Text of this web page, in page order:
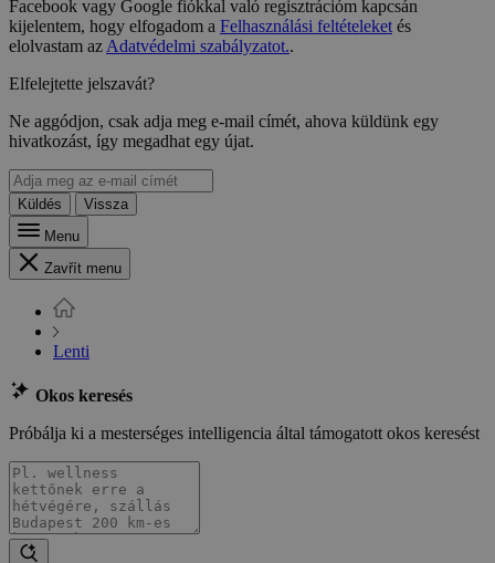
Facebook vagy Google fiókkal való regisztrációm kapcsán
kijelentem, hogy elfogadom a Felhasználási feltételeketés
elolvastam azAdatvédelmi szabályzatot..
Elfelejtette jelszavát?
Ne aggódjon, csak adja meg e-mail címét, ahova küldünk egy
hivatkozást, így megadhat egy újat.
Küldés
Vissza
Menu
Zavřít menu
Lenti
Okos keresés
Próbálja ki a mesterséges intelligencia által támogatott okos keresést